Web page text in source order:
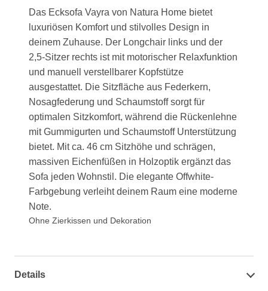
Das Ecksofa Vayra von Natura Home bietet
luxuriösen Komfort und stilvolles Design in
deinem Zuhause. Der Longchair links und der
2,5-Sitzer rechts ist mit motorischer Relaxfunktion
und manuell verstellbarer Kopfstütze
ausgestattet. Die Sitzfläche aus Federkern,
Nosagfederung und Schaumstoff sorgt für
optimalen Sitzkomfort, während die Rückenlehne
mit Gummigurten und Schaumstoff Unterstützung
bietet. Mit ca. 46 cm Sitzhöhe und schrägen,
massiven Eichenfüßen in Holzoptik ergänzt das
Sofa jeden Wohnstil. Die elegante Offwhite-
Farbgebung verleiht deinem Raum eine moderne
Note.
Ohne Zierkissen und Dekoration
Details